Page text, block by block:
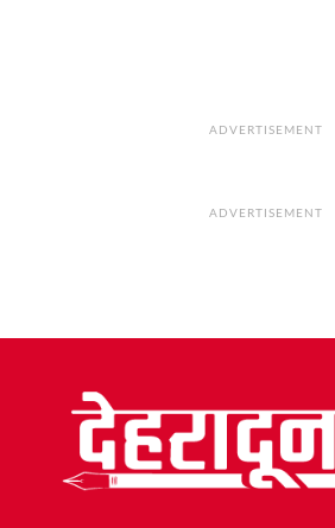
ADVERTISEMENT
ADVERTISEMENT